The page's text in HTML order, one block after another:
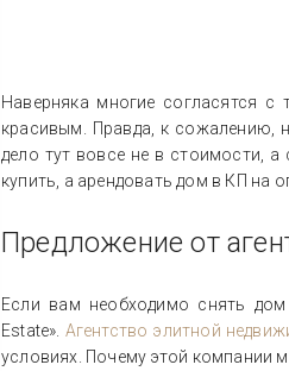
Наверняка многие согласятся
красивым. Правда, к сожалению,
дело тут вовсе не в стоимости,
купить, а арендовать дом в КП на
Предложение от
Если вам необходимо снять
Estate». Агентство элитной
условиях. Почему этой компании